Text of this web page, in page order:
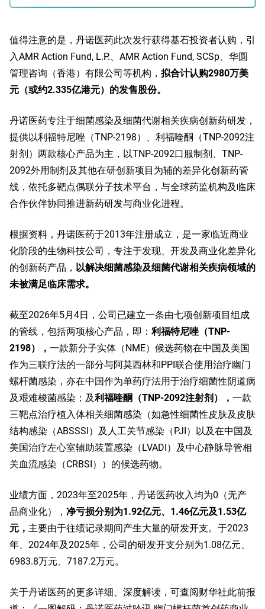
值得注意的是，丹诺医药此次发行获得基石投资者认购，引
入AMR Action Fund, L.P.、AMR Action Fund, SCSp、华圆
管理咨询（香港）有限公司等机构， 拟合计认购2980万美
元（或约2.335亿港元）的发售股份。
丹诺医药专注于细菌感染及细菌代谢相关疾病创新药研发，
提供以利福特尼唑（TNP-2198）、利福喹酮（TNP-2092注
射剂）两款核心产品为主，以TNP-2092口服制剂、TNP-
2092外用制剂及其他在研创新项目为辅的差异化创新药管
线，依托多靶点偶联分子技术平台，与全球药监机构及临床
合作伙伴协同推进新药研发与商业化进程。
根据资料，丹诺医药于2013年注册成立，是一家临近商业
化阶段的生物科技公司，专注于发现、开发及商业化差异化
的创新药产品， 以解决细菌感染及细菌代谢相关疾病领域的
未被满足临床需求。
截至2026年5月4日，公司已建立一条由七项创新项目组成
的管线，包括两项核心产品，即： 利福特尼唑（TNP-
2198）， 一款新分子实体（NME）候选药物在中国及美国
作为三联疗法的一部分与阿莫西林和PPI联合使用治疗幽门
螺杆菌感染，亦在中国作为单药疗法用于治疗细菌性阴道病
及艰难梭菌感染；及利福喹酮（TNP-2092注射剂）， 一款
三靶点治疗植入体相关细菌感染（如急性细菌性皮肤及皮肤
结构感染（ABSSSI）及人工关节感染（PJI）以及在中国及
美国治疗左心室辅助装置感染（LVADI）及中心静脉导管相
关血流感染（CRBSI））的候选药物。
业绩方面，2023年至2025年，丹诺医药收入均为0（无产
品商业化）， 净亏损分别为1.92亿元、1.46亿元及1.53亿
元， 主要由于往绩记录期间产生大量的研发开支。于2023
年、2024年及2025年，公司的研发开支分别为1.08亿元、
6983.8万元、7187.2万元。
关于丹诺医药的更多详细、深度解读，可查阅财华社此前报